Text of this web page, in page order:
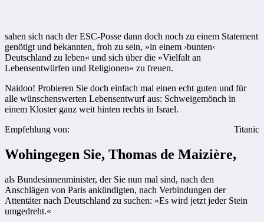
sahen sich nach der ESC-Posse dann doch noch zu einem Statement
genötigt und bekannten, froh zu sein, »in einem ›bunten‹
Deutschland zu leben« und sich über die »Vielfalt an
Lebensentwürfen und Religionen« zu freuen.
Naidoo! Probieren Sie doch einfach mal einen echt guten und für
alle wünschenswerten Lebensentwurf aus: Schweigemönch in
einem Kloster ganz weit hinten rechts in Israel.
Empfehlung von:
Titanic
Wohingegen Sie, Thomas de Maizière,
als Bundesinnenminister, der Sie nun mal sind, nach den
Anschlägen von Paris ankündigten, nach Verbindungen der
Attentäter nach Deutschland zu suchen: »Es wird jetzt jeder Stein
umgedreht.«